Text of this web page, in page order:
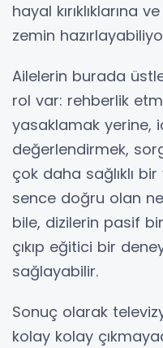
hayal kırıklıklarına
zemin
Ailelerin burada
rol var: rehberlik
yasaklamak yerine,
değerlendirmek,
çok daha sağlıklı
sence doğru olan
bile, dizilerin pasif
çıkıp eğitici bir
sağlayabilir.
Sonuç olarak
kolay kolay